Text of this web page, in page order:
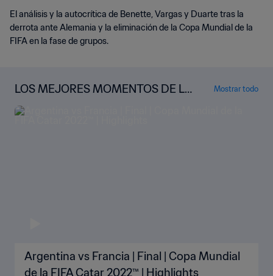
El análisis y la autocrítica de Benette, Vargas y Duarte tras la
derrota ante Alemania y la eliminación de la Copa Mundial de la
FIFA en la fase de grupos.
LOS MEJORES MOMENTOS DE LA
COPA MUNDIAL
Mostrar todo
Argentina vs Francia | Final | Copa Mundial
de la FIFA Catar 2022™ | Highlights